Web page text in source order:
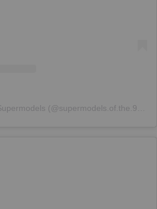
Публикация от The 90s Supermodels (@supermodels.of.the.90s)